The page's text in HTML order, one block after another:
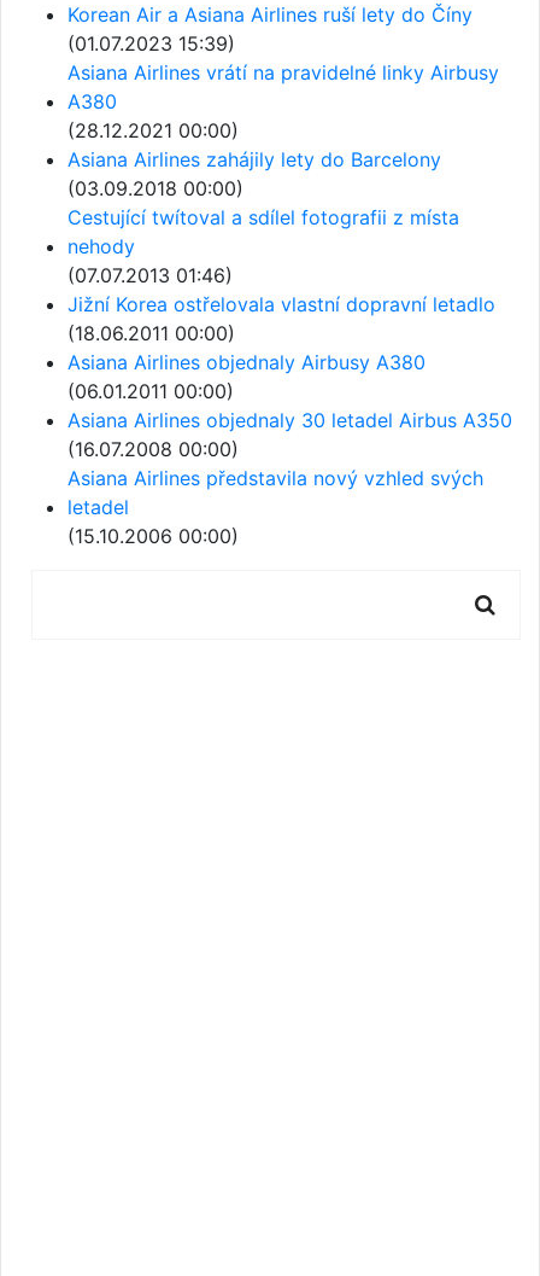
Korean Air a Asiana Airlines ruší lety do Číny
(01.07.2023 15:39)
Asiana Airlines vrátí na pravidelné linky Airbusy
A380
(28.12.2021 00:00)
Asiana Airlines zahájily lety do Barcelony
(03.09.2018 00:00)
Cestující twítoval a sdílel fotografii z místa
nehody
(07.07.2013 01:46)
Jižní Korea ostřelovala vlastní dopravní letadlo
(18.06.2011 00:00)
Asiana Airlines objednaly Airbusy A380
(06.01.2011 00:00)
Asiana Airlines objednaly 30 letadel Airbus A350
(16.07.2008 00:00)
Asiana Airlines představila nový vzhled svých
letadel
(15.10.2006 00:00)